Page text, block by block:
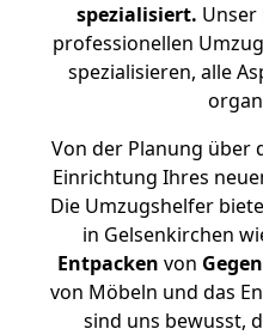
spezialisiert. Unser
professionellen
spezialisieren, alle
Von der Planung über
Einrichtung Ihres
Die Umzugshelfer
in Gelsenkirchen
Entpacken von
von Möbeln und das
sind uns bewusst,